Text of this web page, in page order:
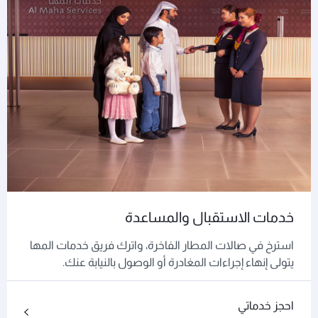
خدمات الاستقبال والمساعدة
استرخ في صالات المطار الفاخرة، واترك فريق خدمات المها
يتولى إنهاء إجراءات المغادرة أو الوصول بالنيابة عنك.
احجز خدماتي